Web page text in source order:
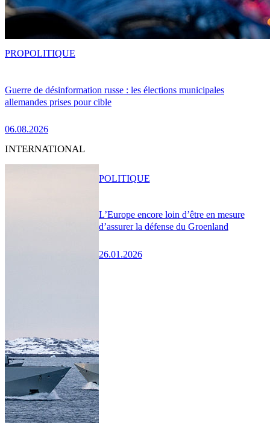
Guerre de désinformation russe : les élections municipales
allemandes prises pour cible
06.08.2026
PROPOLITIQUE
INTERNATIONAL
L’Europe encore loin d’être en mesure
d’assurer la défense du Groenland
26.01.2026
POLITIQUE